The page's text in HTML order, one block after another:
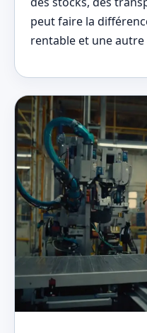
peut faire la
rentable et une